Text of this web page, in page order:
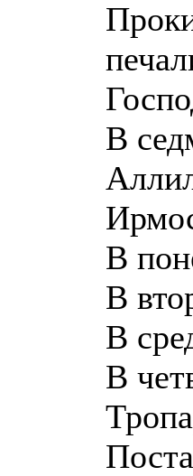
В
В
В
В
В
Поста